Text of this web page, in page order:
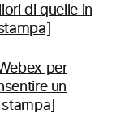
di quelle in
per
un